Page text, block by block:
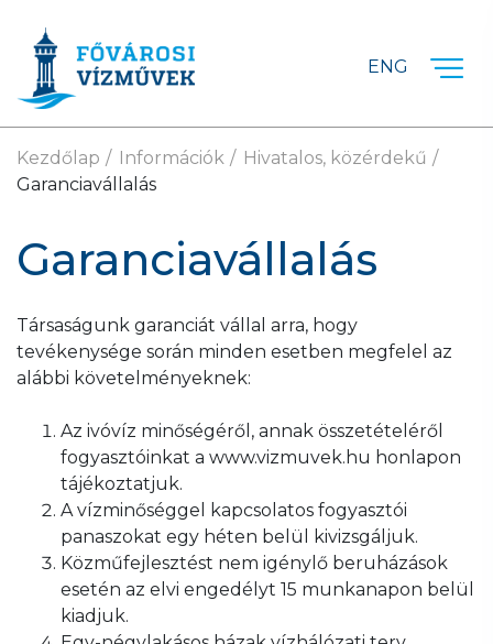
ENG
Kezdőlap Információk
Hivatalos, közérdekű
Garanciavállalás
Garanciavállalás
Társaságunk garanciát vállal arra, hogy
tevékenysége során minden esetben megfelel az
alábbi követelményeknek:
Az ivóvíz minőségéről, annak összetételéről
fogyasztóinkat a www.vizmuvek.hu honlapon
tájékoztatjuk.
A vízminőséggel kapcsolatos fogyasztói
panaszokat egy héten belül kivizsgáljuk.
Közműfejlesztést nem igénylő beruházások
esetén az elvi engedélyt 15 munkanapon belül
kiadjuk.